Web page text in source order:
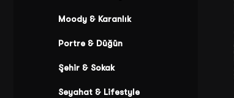
Moody & Karanlık
Portre & Düğün
Şehir & Sokak
Seyahat & Lifestyle